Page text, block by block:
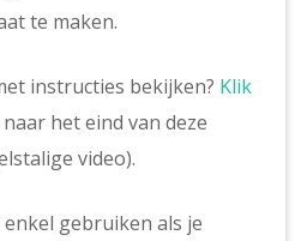
te maken.
instructies bekijken? Klik
het eind van deze
video).
gebruiken als je